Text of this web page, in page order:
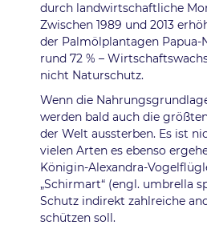
durch landwirtschaftliche
Zwischen 1989 und 2013
der Palmölplantagen Papua-
rund 72 % –
nicht Naturschutz.
Wenn die
werden bald auch die
der Welt aussterben. Es ist
vielen Arten es ebenso
Königin-Alexandra-
„Schirmart“ (engl. umbrella
Schutz indirekt zahlreiche
schützen soll.